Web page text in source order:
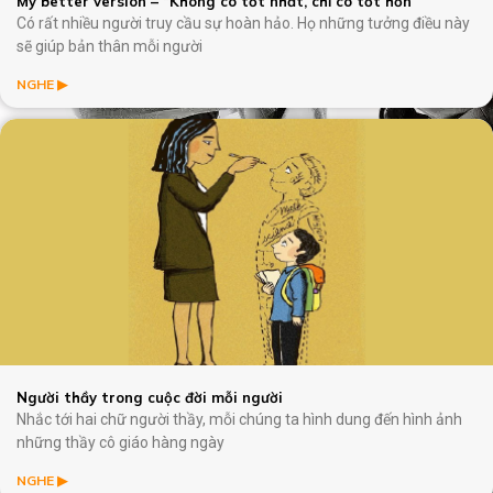
Du lịch Hòa Bình – Nhân sự KVP và BO khu
vực miền Bắc (23-24/10/2024)
BSV’s DAY 2024: BSV VIBE – ON FIRE
(Chương trình team building dành cho
agents)
22/10/2024
Highlight Celebration Party 2023: New Day,
New Way, New Dream
07/02/2024
BSV SHARE | 6 thiên kiến ảnh hưởng đến
năng suất làm việc của bạn
15/12/2023
BSV SHARE | Văn hóa hối hả và năng suất
độc hại
27/11/2023
Có rất nhiều người truy cầu sự hoàn hảo. Họ những tưởng điều này
sẽ giúp bản thân mỗi người
NGHE ️️▶︎
Người thầy trong cuộc đời mỗi người
Nhắc tới hai chữ người thầy, mỗi chúng ta hình dung đến hình ảnh
những thầy cô giáo hàng ngày
NGHE ️️▶︎